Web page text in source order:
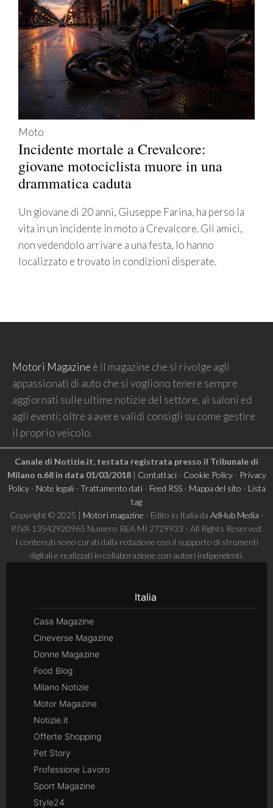
Moto
Incidente mortale a Crevalcore:
giovane motociclista muore in una
drammatica caduta
Un giovane di 20 anni, Giuseppe Farina, ha perso la
vita in un incidente in moto a Crevalcore. Gli amici,
non vedendolo arrivare a una festa, lo hanno
localizzato e trovato in condizioni disperate.
Motori Magazine è il magazine che si rivolge agli
appassionati di auto che si vogliono tenere sempre
aggiornati sulle ultime notizie del settore, ai saloni ed
agli eventi; oltre a avere validi consigli su come gestire
il proprio veicolo.
Canale di Notizie.it, testata registrata presso il Tribunale di
Milano n.68 in data 01/03/2018| Contattaci- Cookie Policy- Privacy
Policy- Note legali- Trattamento dati- Feed RSS- Mappa del sito - Lista
tag
Copyright © 2025 | Motori magazine - Edito in Italia da AdHub Media -
P.IVA 13542920965 Numero REA MI 2729933 - All Rights Reserved.
I contenuti sono curati dalla redazione con il supporto di strumenti
digitali e realizzati in collaborazione con autori indipendenti.
Italia
Casa Magazine
Cineverse Magazine
Donne Magazine
Food Blog
Milano Notizie
Motor Magazine
Notizie.it
Offerte Shopping
Pet Story
Professione Lavoro
Sport Magazine
Style24